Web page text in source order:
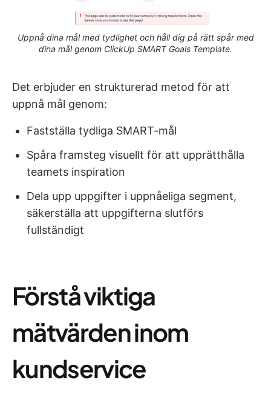
Uppnå dina mål med tydlighet och håll dig på rätt spår med
dina mål genom ClickUp SMART Goals Template.
Det erbjuder en strukturerad metod för att
uppnå mål genom:
Fastställa tydliga SMART-mål
Spåra framsteg visuellt för att upprätthålla
teamets inspiration
Dela upp uppgifter i uppnåeliga segment,
säkerställa att uppgifterna slutförs
fullständigt
Förstå viktiga
mätvärden inom
kundservice